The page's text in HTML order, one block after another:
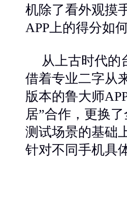
机除了看外观摸
APP上的得分如何
从上古时代的
借着专业二字从
版本的鲁大师
居”合作，更换
测试场景的基础
针对不同手机具